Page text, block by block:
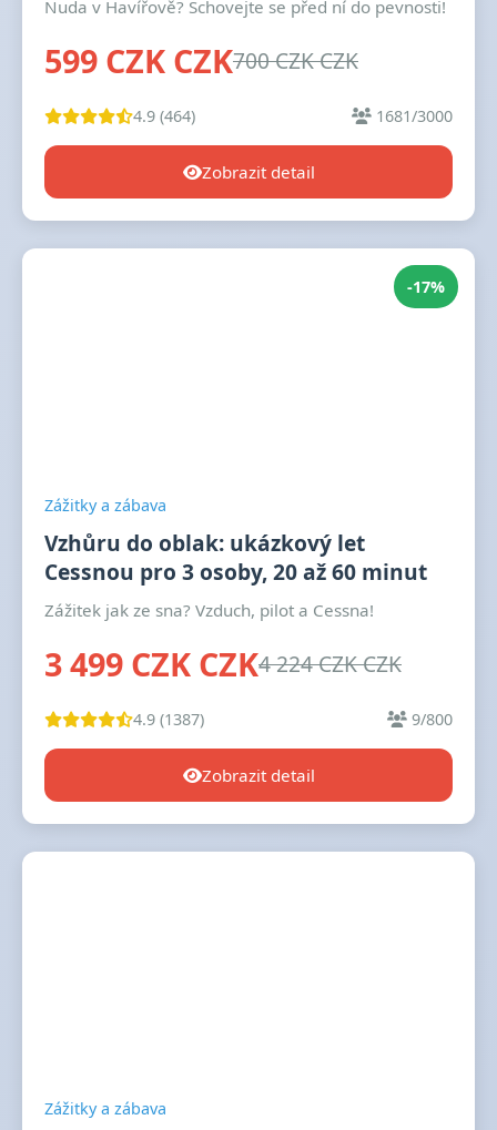
Nuda v Havířově? Schovejte se před ní do pevnosti!
599 CZK CZK700 CZK CZK
4.9 (464) 1681/3000
Zobrazit detail
-17%
Zážitky a zábava
Vzhůru do oblak: ukázkový let
Cessnou pro 3 osoby, 20 až 60 minut
Zážitek jak ze sna? Vzduch, pilot a Cessna!
3 499 CZK CZK4 224 CZK CZK
4.9 (1387) 9/800
Zobrazit detail
Zážitky a zábava